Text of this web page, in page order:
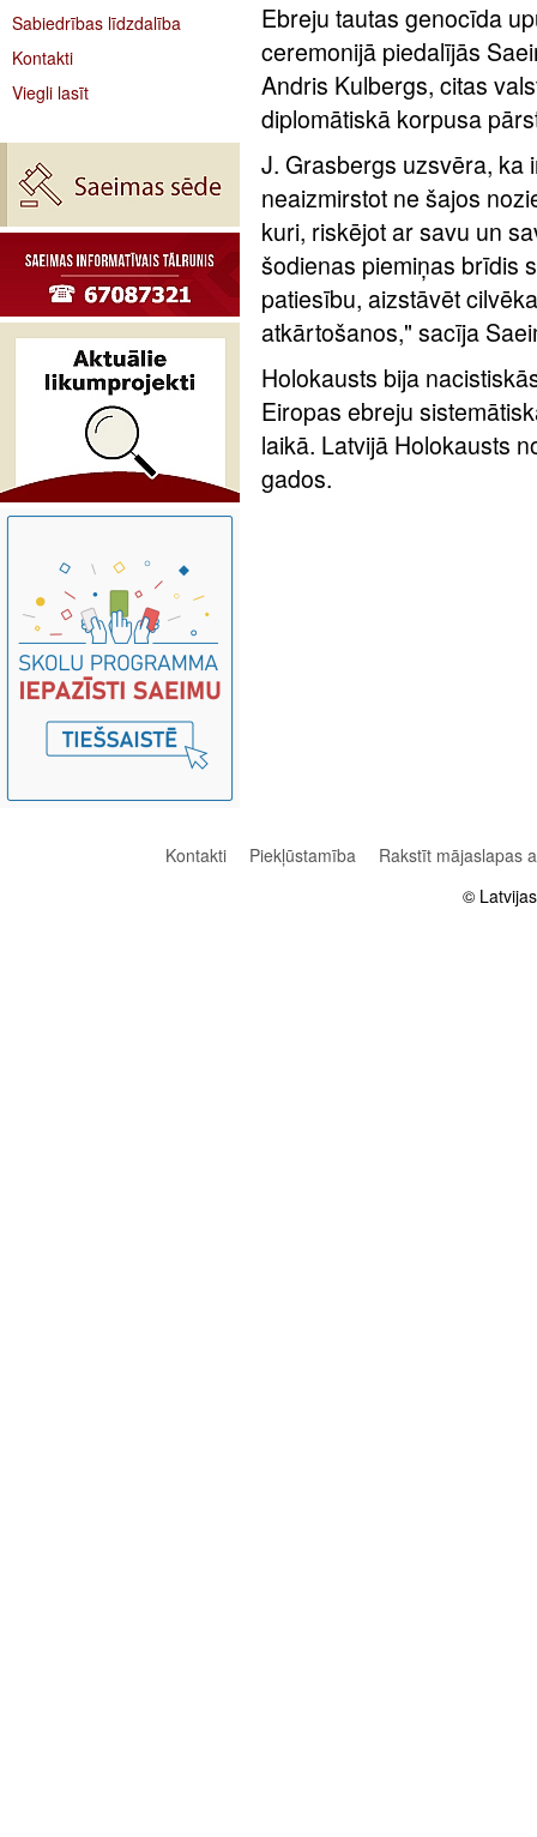
Sabiedrības līdzdalība
Kontakti
Viegli lasīt
Ebreju tautas genocīda
ceremonijā piedalījās
Andris Kulbergs, citas
diplomātiskā korpusa
J. Grasbergs uzsvēra, ka
neaizmirstot ne šajos
kuri, riskējot ar savu un
šodienas piemiņas brīdis
patiesību, aizstāvēt
atkārtošanos," sacīja
Holokausts bija
Eiropas ebreju
laikā. Latvijā Holokausts
gados.
Kontakti Piekļūstamība
Rakstīt mājaslapas
©